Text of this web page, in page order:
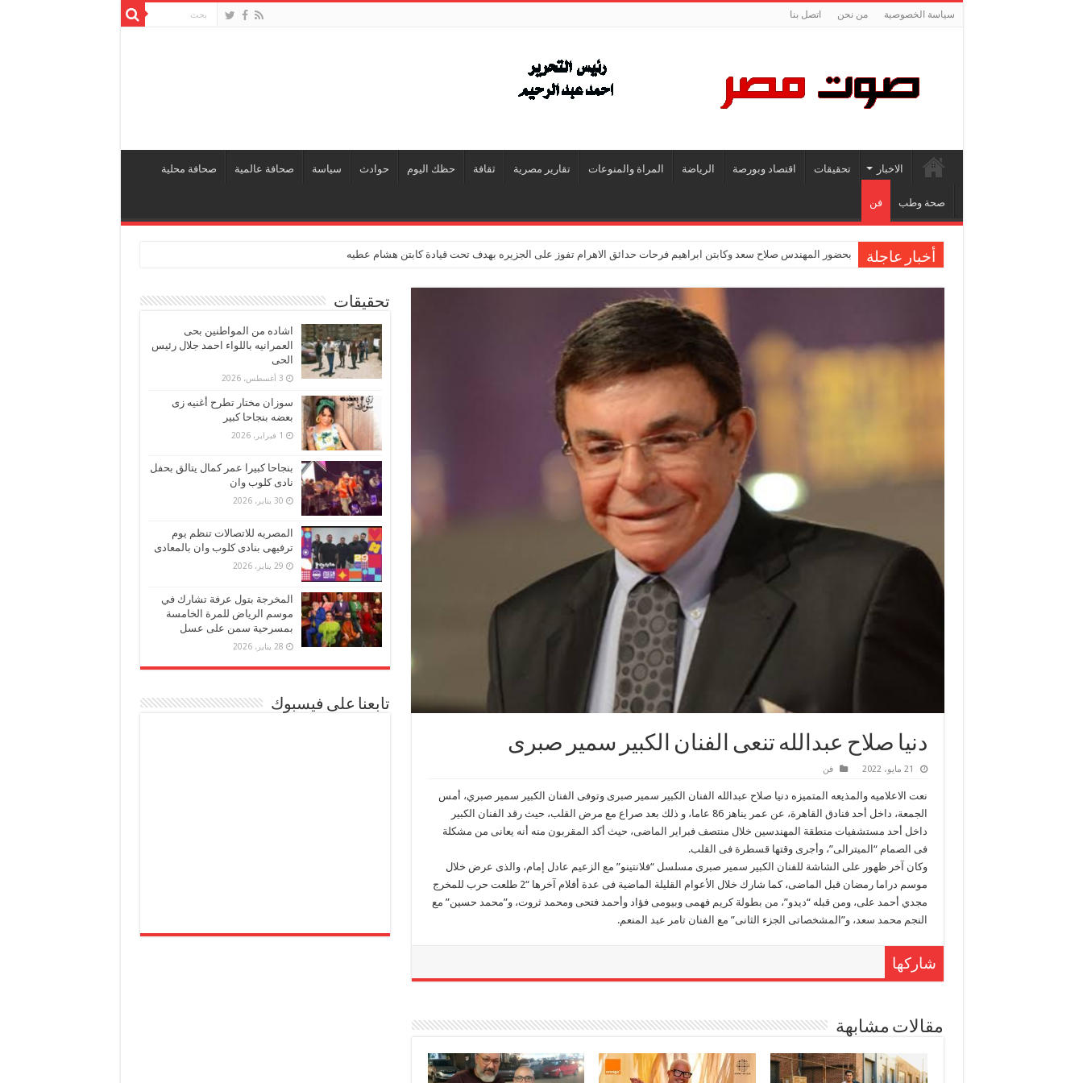
سياسة الخصوصية من نحن اتصل بنا
الاخبار تحقيقات اقتصاد وبورصة الرياضة المراة والمنوعات تقارير مصرية ثقافة حظك اليوم حوادث سياسة صحافة عالمية صحافة محلية
صحة وطب فن
أخبار عاجلة بحضور المهندس صلاح سعد وكابتن ابراهيم فرحات حدائق الاهرام تفوز على الجزيره بهدف تحت قيادة كابتن هشام عطيه
دنيا صلاح عبدالله تنعى الفنان الكبير سمير صبرى
21 مايو، 2022 فن
نعت الاعلاميه والمذيعه المتميزه دنيا صلاح عبدالله الفنان الكبير سمير صبرى وتوفى الفنان الكبير سمير صبري، أمس
الجمعة، داخل أحد فنادق القاهرة، عن عمر يناهز 86 عاما، و ذلك بعد صراع مع مرض القلب، حيث رقد الفنان الكبير
داخل أحد مستشفيات منطقة المهندسين خلال منتصف فبراير الماضى، حيث أكد المقربون منه أنه يعانى من مشكلة
فى الصمام “الميترالى”، وأجرى وقتها قسطرة فى القلب.
وكان آخر ظهور على الشاشة للفنان الكبير سمير صبرى مسلسل “فلانتينو” مع الزعيم عادل إمام، والذى عرض خلال
موسم دراما رمضان قبل الماضى، كما شارك خلال الأعوام القليلة الماضية فى عدة أفلام آخرها “2 طلعت حرب للمخرج
مجدي أحمد على، ومن قبله “ديدو”، من بطولة كريم فهمى وبيومى فؤاد وأحمد فتحى ومحمد ثروت، و”محمد حسين” مع
النجم محمد سعد، و”المشخصاتى الجزء الثانى” مع الفنان تامر عبد المنعم.
شاركها
مقالات مشابهة
تحقيقات
اشاده من المواطنين بحى
العمرانيه باللواء احمد جلال رئيس
الحى
3 أغسطس، 2026
سوزان مختار تطرح أغنيه زى
بعضه بنجاحا كبير
1 فبراير، 2026
بنجاحا كبيرا عمر كمال يتالق بحفل
نادى كلوب وان
30 يناير، 2026
المصريه للاتصالات تنظم يوم
ترفيهى بنادى كلوب وان بالمعادى
29 يناير، 2026
المخرجة بتول عرفة تشارك في
موسم الرياض للمرة الخامسة
بمسرحية سمن على عسل
28 يناير، 2026
تابعنا على فيسبوك